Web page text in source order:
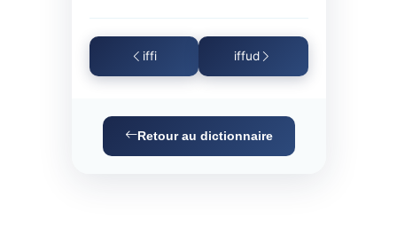
iffi iffud
Retour au dictionnaire